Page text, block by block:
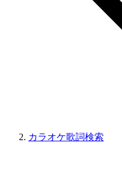
カラオケ歌詞検索